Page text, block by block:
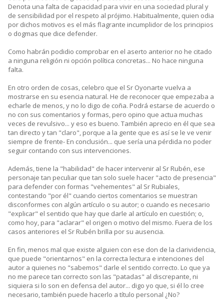
Denota una falta de capacidad para vivir en una sociedad plural y
de sensibilidad por el respeto al prójimo. Habitualmente, quien odia
por dichos motivos es el más flagrante incumplidor de los principios
o dogmas que dice defender.
Como habrán podidio comprobar en el aserto anterior no he citado
a ninguna religión ni opción política concretas... No hace ninguna
falta.
En otro orden de cosas, celebro que el Sr Oyonarte vuelva a
mostrarse en su esencia natural. He de reconocer que empezaba a
echarle de menos, y no lo digo de coña. Podrá estarse de acuerdo o
no con sus comentarios y formas, pero opino que actua muchas
veces de revulsivo... y eso es bueno. También aprecio en él que sea
tan directo y tan "claro", porque a la gente que es así se le ve venir
siempre de frente- En conclusión... que sería una pérdida no poder
seguir contando con sus intervenciones.
Además, tiene la "habilidad" de hacer intervenir al Sr Rubén, ese
personaje tan peculiar que tan solo suele hacer "acto de presencia"
para defender con formas "vehementes" al Sr Rubiales,
contestando "por él" cuando ciertos comentarios se muestran
disconformes con algún artículo o su autor; o cuando es necesario
"explicar" el sentido que hay que darle al artículo en cuestión; o,
como hoy, para "aclarar" el origen o motivo del mismo. Fuera de los
casos anteriores el Sr Rubén brilla por su ausencia.
En fin, menos mal que existe alguien con ese don de la clarividencia,
que puede "orientarnos" en la correcta lectura e intenciones del
autor a quienes no "sabemos" darle el sentido correcto. Lo que ya
no me parece tan correcto son las "patadas" al discrepante, ni
siquiera si lo son en defensa del autor... digo yo que, si él lo cree
necesario, también puede hacerlo a título personal ¿No?